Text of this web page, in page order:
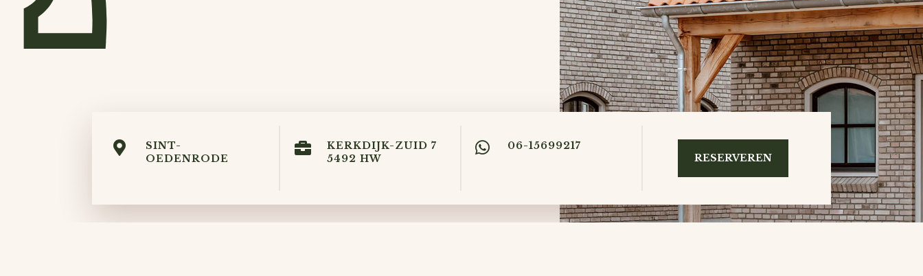

SINT-
OEDENRODE

KERKDIJK-ZUID 7
5492 HW

06-15699217
RESERVEREN